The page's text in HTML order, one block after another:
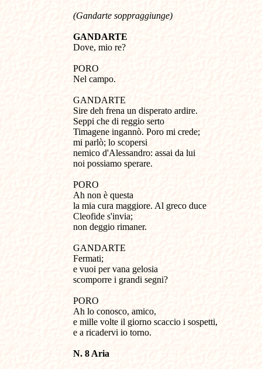
(Gandarte soppraggiunge)
GANDARTE
Dove, mio re?
PORO
Nel campo.
GANDARTE
Sire deh frena un disperato ardire.
Seppi che di reggio serto
Timagene ingannò. Poro mi crede;
mi parlò; lo scopersi
nemico d'Alessandro: assai da lui
noi possiamo sperare.
PORO
Ah non è questa
la mia cura maggiore. Al greco duce
Cleofide s'invia;
non deggio rimaner.
GANDARTE
Fermati;
e vuoi per vana gelosia
scomporre i grandi segni?
PORO
Ah lo conosco, amico,
e mille volte il giorno scaccio i sospetti,
e a ricadervi io torno.
N. 8 Aria